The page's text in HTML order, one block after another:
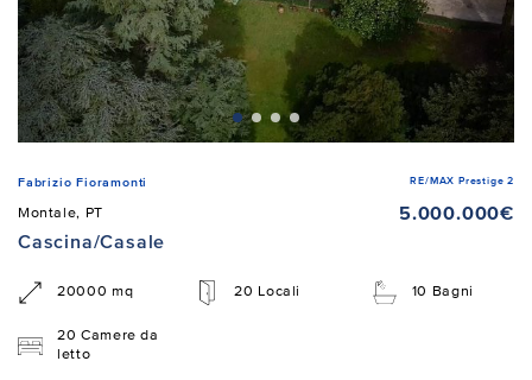
Fabrizio Fioramonti RE/MAX Prestige 2
Montale, PT
5.000.000€
Cascina/Casale
20000 mq 20 Locali 10 Bagni
20 Camere da
letto